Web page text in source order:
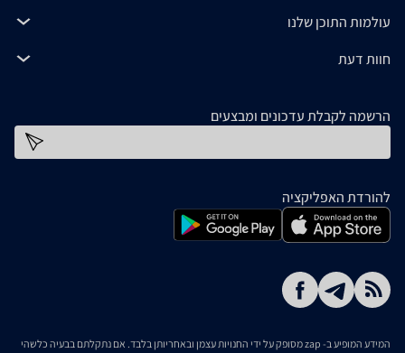
עולמות התוכן שלנו
חוות דעת
הרשמה לקבלת עדכונים ומבצעים
להורדת האפליקציה
המידע המופיע ב- zap מסופק על ידי החנויות עצמן ובאחריותן בלבד. אם נתקלתם בבעיה כלשהי